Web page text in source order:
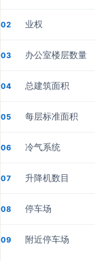
02 业权
03 办公室楼层数量
04 总建筑面积
05 每层标准面积
06 冷气系统
07 升降机数目
08 停车场
09 附近停车场